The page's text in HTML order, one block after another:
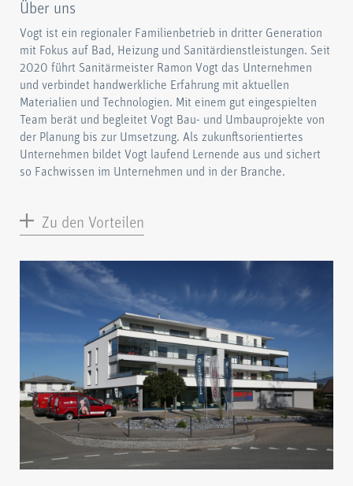
Über uns
Vogt ist ein regionaler Familienbetrieb in dritter Generation
mit Fokus auf Bad, Heizung und Sanitärdienstleistungen. Seit
2020 führt Sanitärmeister Ramon Vogt das Unternehmen
und verbindet handwerkliche Erfahrung mit aktuellen
Materialien und Technologien. Mit einem gut eingespielten
Team berät und begleitet Vogt Bau- und Umbauprojekte von
der Planung bis zur Umsetzung. Als zukunftsorientiertes
Unternehmen bildet Vogt laufend Lernende aus und sichert
so Fachwissen im Unternehmen und in der Branche.
Zu den Vorteilen